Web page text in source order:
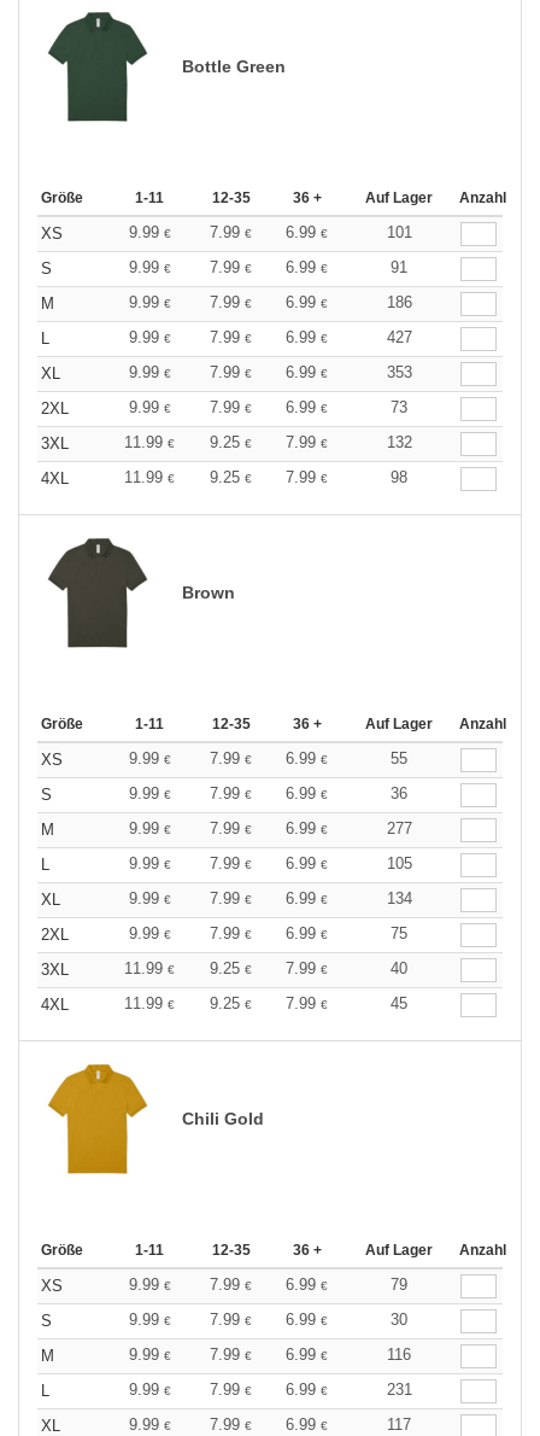
Bottle Green
Größe 1-11 12-35 36 + Auf Lager Anzahl
XS 9.99 € 7.99 € 6.99 €
101
S
9.99 € 7.99 € 6.99 €
91
M
9.99 € 7.99 € 6.99 €
186
9.99 € 7.99 € 6.99 €
427
XL
9.99 € 7.99 € 6.99 €
353
2XL
9.99 € 7.99 € 6.99 €
73
3XL
11.99 € 9.25 € 7.99 €
132
4XL
11.99 € 9.25 € 7.99 € 98
Brown
Größe 1-11 12-35 36 + Auf Lager Anzahl
XS 9.99 € 7.99 € 6.99 €
55
S
9.99 € 7.99 € 6.99 €
36
M
9.99 € 7.99 € 6.99 €
277
9.99 € 7.99 € 6.99 €
105
XL
9.99 € 7.99 € 6.99 €
134
2XL
9.99 € 7.99 € 6.99 €
75
3XL
11.99 € 9.25 € 7.99 €
40
4XL
11.99 € 9.25 € 7.99 € 45
Chili Gold
Größe 1-11 12-35 36 + Auf Lager Anzahl
XS 9.99 € 7.99 € 6.99 €
79
S
9.99 € 7.99 € 6.99 €
30
M
9.99 € 7.99 € 6.99 €
116
9.99 € 7.99 € 6.99 €
231
XL
9.99 € 7.99 € 6.99 €
117